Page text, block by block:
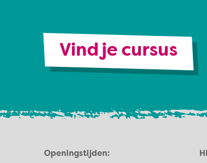
Vind je cursus
Openingstijden: